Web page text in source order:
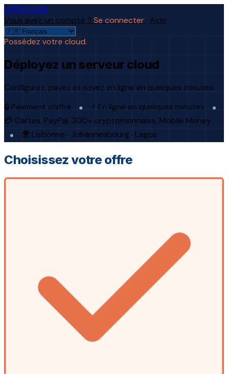
AFRICLOUD
Vous avez un compte ? Se connecter · Aide
Possédez votre cloud.
Déployez un serveur cloud
Configurez, payez et soyez en ligne en quelques minutes.
🔒 Paiement chiffré
⚡ En ligne en quelques minutes
💳 Cartes, PayPal, 300+ cryptomonnaies, Mobile Money
🌍 Lisbonne · Johannesbourg · Lagos
Choisissez votre offre